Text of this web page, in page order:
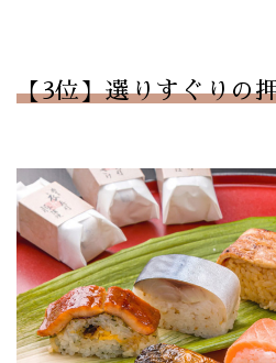
【3位】選りすぐりの